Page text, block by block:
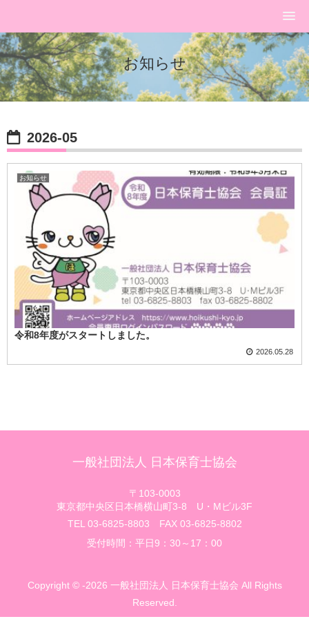
お知らせ
2026-05
お知らせ
令和8年度がスタートしました。
2026.05.28
一般社団法人 日本保育士協会
〒103-0003
東京都中央区日本橋横山町3-8 U・Mビル3F
TEL 03-6825-8803 FAX 03-6825-8802
受付時間：平日9：30～17：00
Copyright © -2026 一般社団法人 日本保育士協会 All Rights
Reserved.